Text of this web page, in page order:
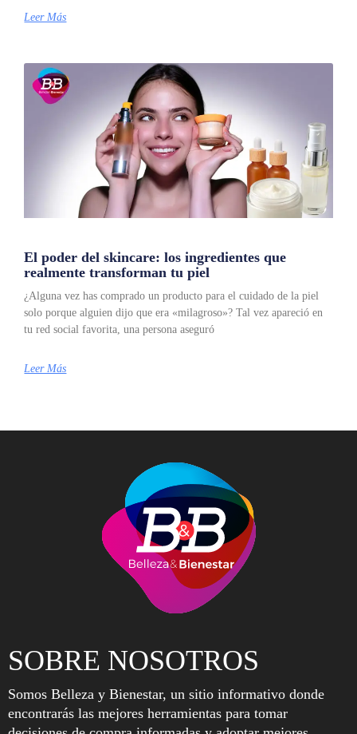
Leer Más
El poder del skincare: los ingredientes que
realmente transforman tu piel
¿Alguna vez has comprado un producto para el cuidado de la piel
solo porque alguien dijo que era «milagroso»? Tal vez apareció en
tu red social favorita, una persona aseguró
Leer Más
SOBRE NOSOTROS
Somos Belleza y Bienestar, un sitio informativo donde
encontrarás las mejores herramientas para tomar